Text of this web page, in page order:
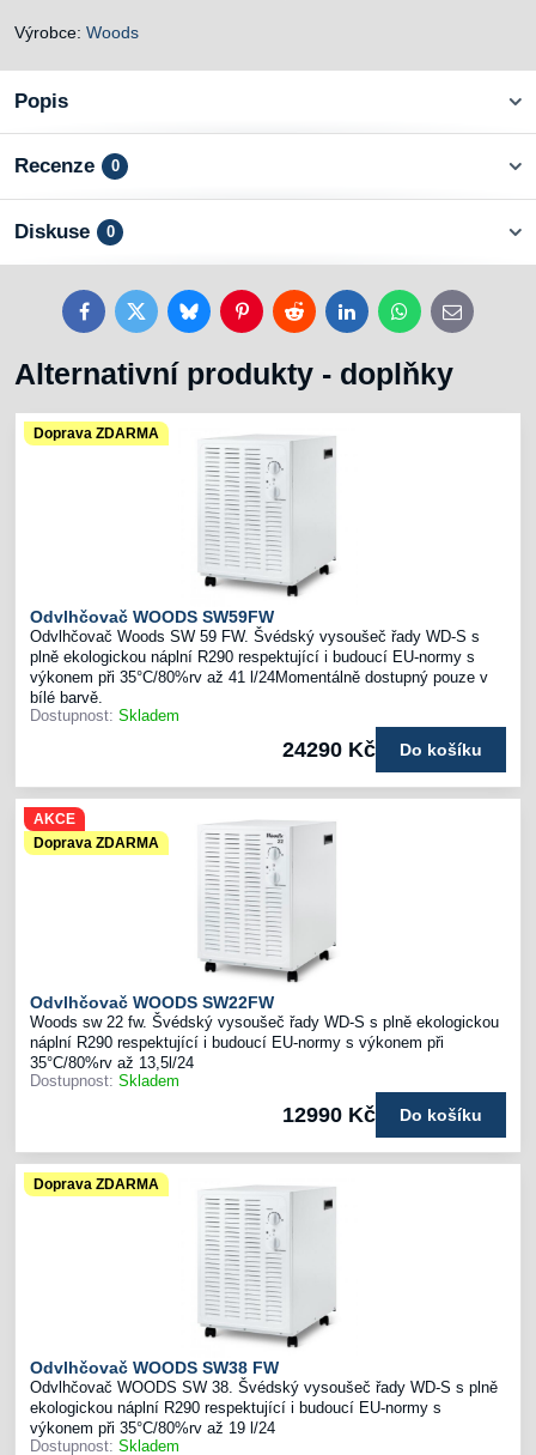
Výrobce: Woods
Popis
Recenze 0
Diskuse 0
FacebookTwitterBlueskyPinterestRedditLinkedInWhatsApp
E-
mail
Alternativní produkty - doplňky
Odvlhčovač WOODS SW59FW
Doprava ZDARMA
Odvlhčovač Woods SW 59 FW. Švédský vysoušeč řady WD-S s
plně ekologickou náplní R290 respektující i budoucí EU-normy s
výkonem při 35°C/80%rv až 41 l/24Momentálně dostupný pouze v
bílé barvě.
Dostupnost: Skladem
24290 Kč Do košíku
Odvlhčovač WOODS SW22FW
AKCE
Doprava ZDARMA
Woods sw 22 fw. Švédský vysoušeč řady WD-S s plně ekologickou
náplní R290 respektující i budoucí EU-normy s výkonem při
35°C/80%rv až 13,5l/24
Dostupnost: Skladem
12990 Kč Do košíku
Odvlhčovač WOODS SW38 FW
Doprava ZDARMA
Odvlhčovač WOODS SW 38. Švédský vysoušeč řady WD-S s plně
ekologickou náplní R290 respektující i budoucí EU-normy s
výkonem při 35°C/80%rv až 19 l/24
Dostupnost: Skladem